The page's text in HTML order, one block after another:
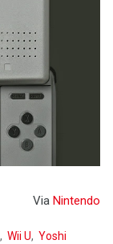
Via Nintendo
Wii U Yoshi